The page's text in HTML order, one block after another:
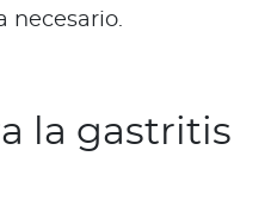
necesario.
la gastritis